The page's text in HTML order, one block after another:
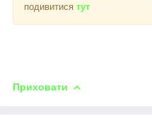
подивитися тут
Приховати